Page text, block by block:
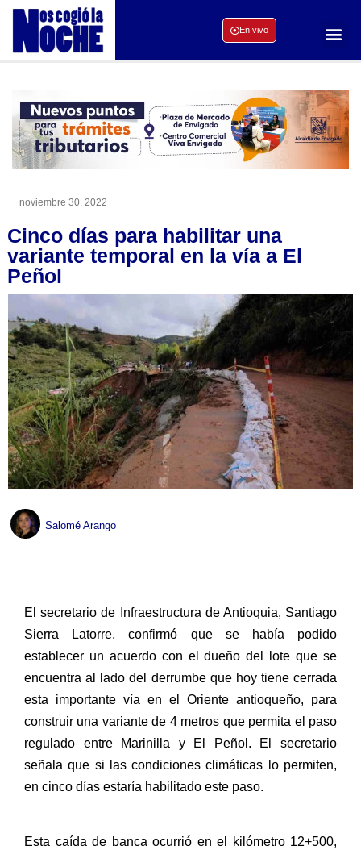
En vivo
noviembre 30, 2022
Cinco días para habilitar una
variante temporal en la vía a El
Peñol
Salomé Arango
El secretario de Infraestructura de Antioquia, Santiago
Sierra Latorre, confirmó que se había podido
establecer un acuerdo con el dueño del lote que se
encuentra al lado del derrumbe que hoy tiene cerrada
esta importante vía en el Oriente antioqueño, para
construir una variante de 4 metros que permita el paso
regulado entre Marinilla y El Peñol. El secretario
señala que si las condiciones climáticas lo permiten,
en cinco días estaría habilitado este paso.
Esta caída de banca ocurrió en el kilómetro 12+500,